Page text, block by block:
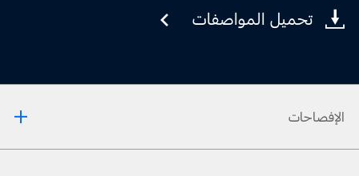
تحميل المواصفات
الإفصاحات